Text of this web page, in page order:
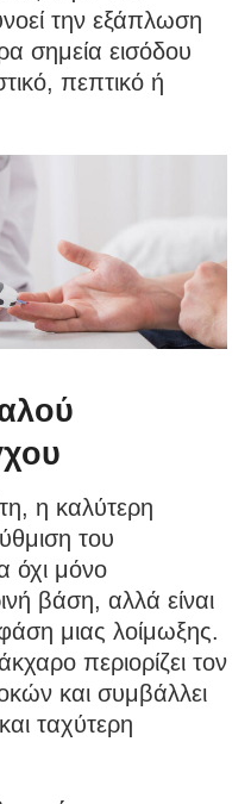
την εξάπλωση
σημεία εισόδου
πεπτικό ή
η καλύτερη
του
όχι μόνο
βάση, αλλά είναι
μιας λοίμωξης.
περιορίζει τον
και συμβάλλει
ταχύτερη